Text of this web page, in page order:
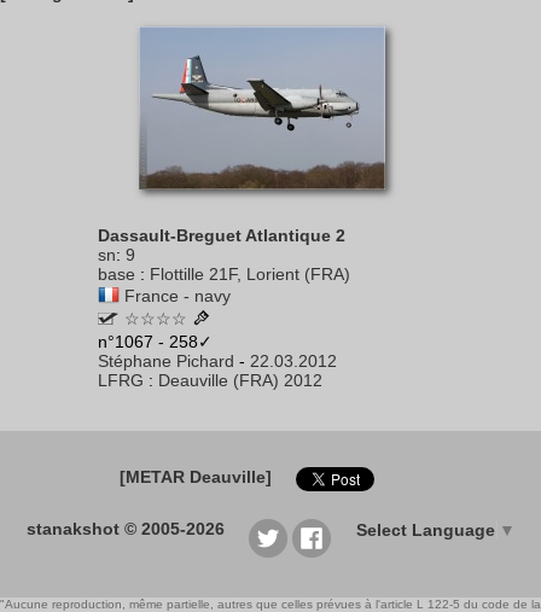
Dassault-Breguet Atlantique 2
sn: 9
base : Flottille 21F, Lorient (FRA)
France - navy
☆☆☆☆
n°1067 - 258✓
Stéphane Pichard - 22.03.2012
LFRG : Deauville (FRA) 2012
[METAR Deauville]
stanakshot © 2005-2026 Select Language ▼
"Aucune reproduction, même partielle, autres que celles prévues à l'article L 122-5 du code de la